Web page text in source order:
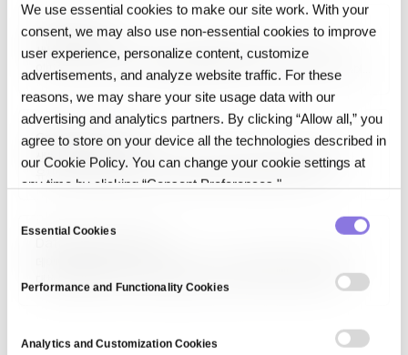
We use essential cookies to make our site work. With your
consent, we may also use non‑essential cookies to improve
user experience, personalize content, customize
advertisements, and analyze website traffic. For these
reasons, we may share your site usage data with our
advertising and analytics partners. By clicking “Allow all,” you
agree to store on your device all the technologies described in
our Cookie Policy. You can change your cookie settings at
any time by clicking “Consent Preferences."
Essential Cookies
Performance and Functionality Cookies
Analytics and Customization Cookies
단백질 구조 예측까지 확장되었습니다. 현대 AI의 가장 영향력 있는
아키텍처입니다.
Generative AI
생성형 AI(Generative AI)는 학습된 패턴을 기반으로 새로운 텍스트,
이미지, 오디오, 비디오, 코드를 생성하는 AI입니다. GPT, DALL-E, Stable
Diffusion, Sora가 대표 사례이며, 트랜스포머·확산 모델·GAN이 주요
기술 기반입니다. 콘텐츠 제작, 고객 지원, 소프트웨어 개발, 디자인, 교육
등에 광범위하게 적용되며, 2020년대 AI 혁명의…
Generative model
생성 모델(Generative Model)은 학습 데이터의 분포를 학습해 그와
유사한 새 샘플을 생성할 수 있는 통계·머신러닝 모델입니다. 변분
오토인코더(VAE), GAN, 확산 모델, 자기 회귀 모델(GPT), 정규화 흐름이
시뮬레이션에 활용됩니다. 판별 모델(discriminative)과 대비되는
대체·암호화해 데이터 주체를 재식별할 수 없도록 만드는 과정입니다.
마스킹, 가명화, 일반화, k-익명성, 차등 정보보호 등이 기법이며,